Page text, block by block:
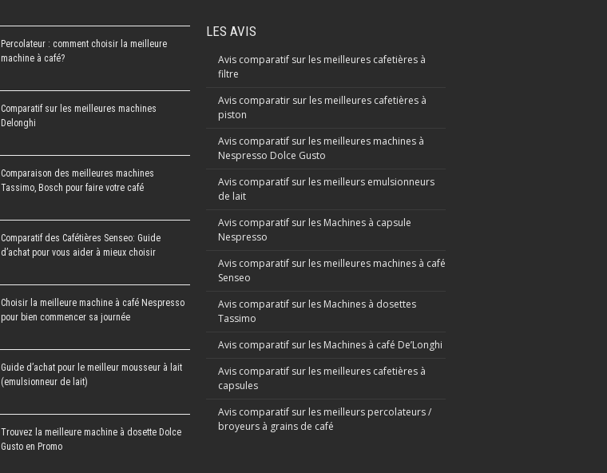
Percolateur : comment choisir la meilleure
machine à café?
Comparatif sur les meilleures machines
Delonghi
Comparaison des meilleures machines
Tassimo, Bosch pour faire votre café
Comparatif des Cafétières Senseo: Guide
d’achat pour vous aider à mieux choisir
Choisir la meilleure machine à café Nespresso
pour bien commencer sa journée
Guide d’achat pour le meilleur mousseur à lait
(emulsionneur de lait)
Trouvez la meilleure machine à dosette Dolce
Gusto en Promo
LES AVIS
Avis comparatif sur les meilleures cafetières à
filtre
Avis comparatir sur les meilleures cafetières à
piston
Avis comparatif sur les meilleures machines à
Nespresso Dolce Gusto
Avis comparatif sur les meilleurs emulsionneurs
de lait
Avis comparatif sur les Machines à capsule
Nespresso
Avis comparatif sur les meilleures machines à café
Senseo
Avis comparatif sur les Machines à dosettes
Tassimo
Avis comparatif sur les Machines à café De’Longhi
Avis comparatif sur les meilleures cafetières à
capsules
Avis comparatif sur les meilleurs percolateurs /
broyeurs à grains de café